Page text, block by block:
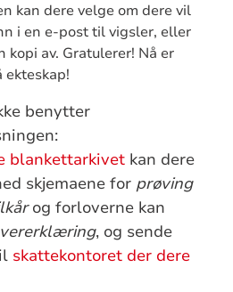
kan dere velge om dere vil
i en e-post til vigsler, eller
kopi av. Gratulerer! Nå er
ekteskap!
benytter
blankettarkivet kan dere
skjemaene for prøving
og forloverne kan
, og sende
skattekontoret der dere